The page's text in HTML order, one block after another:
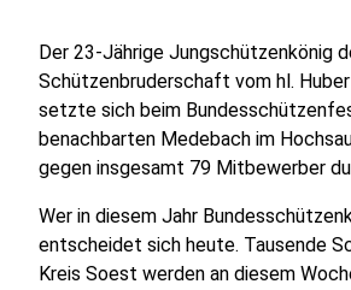
Der 23-Jährige Jungschützenkönig
Schützenbruderschaft vom hl.
setzte sich beim
benachbarten Medebach im
gegen insgesamt 79 Mitbewerber
Wer in diesem Jahr
entscheidet sich heute. Tausende
Kreis Soest werden an diesem